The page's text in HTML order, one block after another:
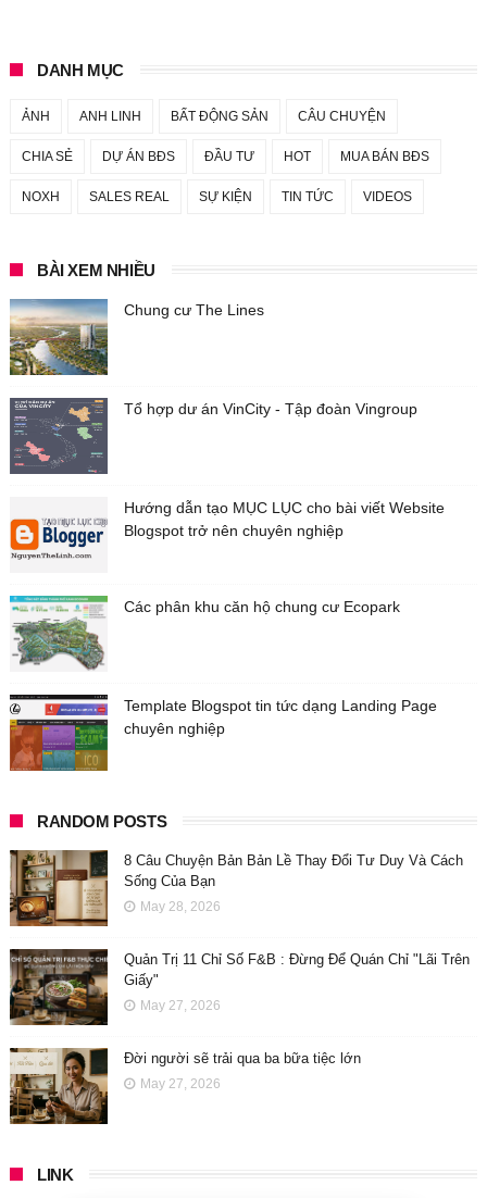
DANH MỤC
ẢNH ANH LINH BẤT ĐỘNG SẢN CÂU CHUYỆN
CHIA SẺ DỰ ÁN BĐS ĐẦU TƯ HOT MUA BÁN BĐS
NOXH SALES REAL SỰ KIỆN TIN TỨC VIDEOS
BÀI XEM NHIỀU
Chung cư The Lines
Tổ hợp dư án VinCity - Tập đoàn Vingroup
Hướng dẫn tạo MỤC LỤC cho bài viết Website
Blogspot trở nên chuyên nghiệp
Các phân khu căn hộ chung cư Ecopark
Template Blogspot tin tức dạng Landing Page
chuyên nghiệp
RANDOM POSTS
8 Câu Chuyện Bản Bản Lề Thay Đổi Tư Duy Và Cách
Sống Của Bạn
May 28, 2026
Quản Trị 11 Chỉ Số F&B : Đừng Để Quán Chỉ "Lãi Trên
Giấy"
May 27, 2026
Đời người sẽ trải qua ba bữa tiệc lớn
May 27, 2026
LINK